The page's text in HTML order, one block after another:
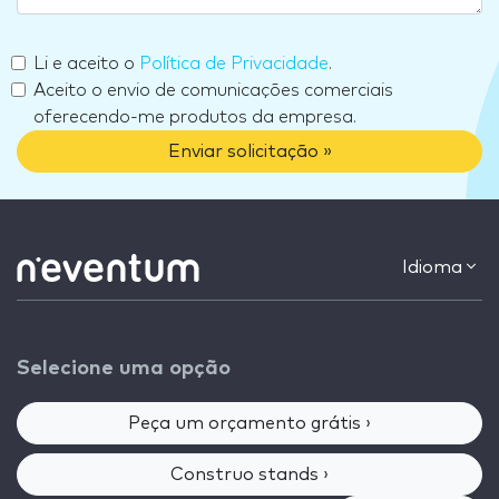
Li e aceito o Política de Privacidade.
Aceito o envio de comunicações comerciais
oferecendo-me produtos da empresa.
Enviar solicitação »
Idioma
Selecione uma opção
Peça um orçamento grátis ›
Construo stands ›